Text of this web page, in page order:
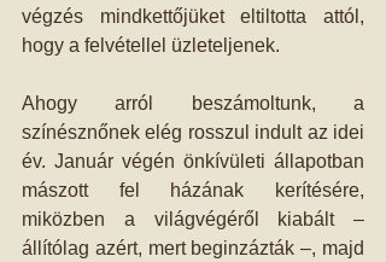
végzés mindkettőjüket eltiltotta attól,
hogy a felvétellel üzleteljenek.
Ahogy arról beszámoltunk, a
színésznőnek elég rosszul indult az idei
év. Január végén önkívületi állapotban
mászott fel házának kerítésére,
miközben a világvégéről kiabált –
állítólag azért, mert beginzázták –, majd